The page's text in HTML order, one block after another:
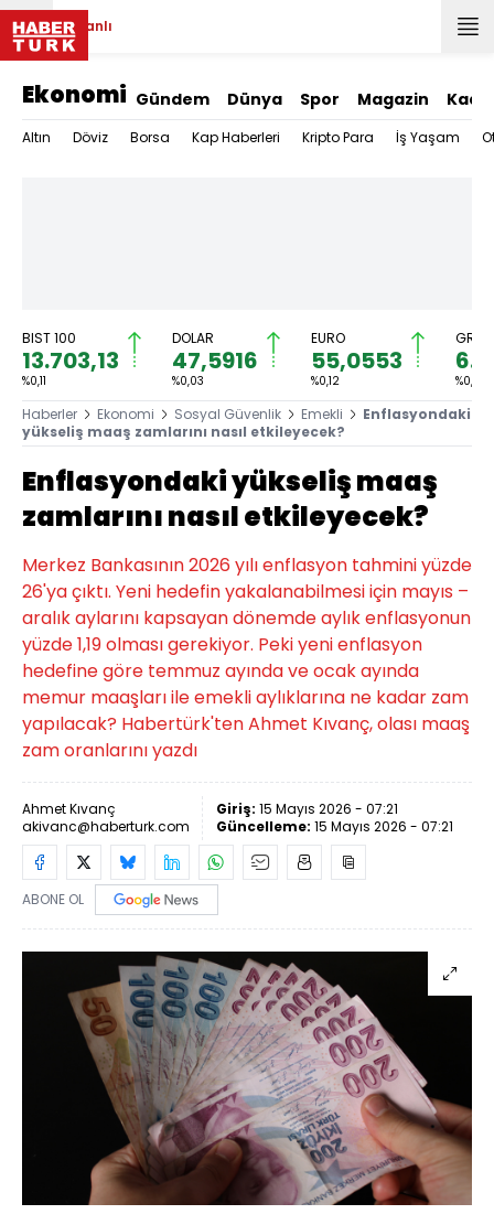
Canlı
Ekonomi Gündem Dünya Spor Magazin
Altın Döviz Borsa Kap Haberleri Kripto Para İş Yaşam
BIST 100
13.703,13
%0,11
DOLAR
47,5916
%0,03
EURO
55,0553
%0,12 %0,71
Haberler Ekonomi Sosyal Güvenlik Emekli
Enflasyondaki
yükseliş maaş zamlarını nasıl etkileyecek?
Enflasyondaki yükseliş maaş
zamlarını nasıl etkileyecek?
Merkez Bankasının 2026 yılı enflasyon tahmini yüzde
26'ya çıktı. Yeni hedefin yakalanabilmesi için mayıs –
aralık aylarını kapsayan dönemde aylık enflasyonun
yüzde 1,19 olması gerekiyor. Peki yeni enflasyon
hedefine göre temmuz ayında ve ocak ayında
memur maaşları ile emekli aylıklarına ne kadar zam
yapılacak? Habertürk'ten Ahmet Kıvanç, olası maaş
zam oranlarını yazdı
Ahmet Kıvanç
akivanc@haberturk.com
Giriş: 15 Mayıs 2026 - 07:21
Güncelleme: 15 Mayıs 2026 - 07:21
ABONE OL